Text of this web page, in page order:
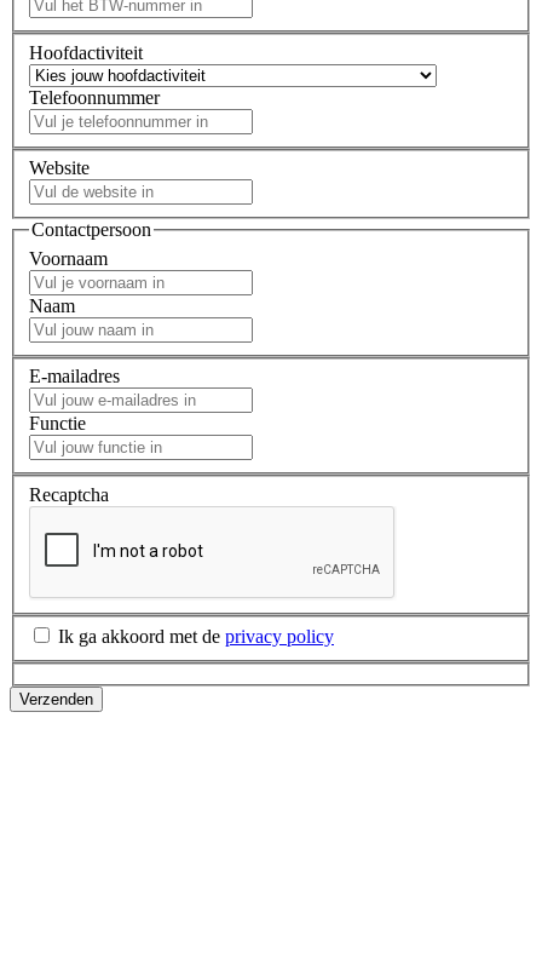
Hoofdactiviteit
Telefoonnummer
Website
Contactpersoon
Voornaam
Naam
E-mailadres
Functie
Recaptcha
Ik ga akkoord met de privacy policy